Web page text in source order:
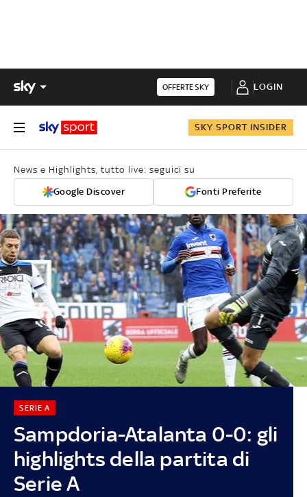
OFFERTE SKY LOGIN
SKY SPORT INSIDER
News e Highlights, tutto live: seguici su
Google Discover Fonti Preferite
Sampdoria-Atalanta 0-0: gli
highlights della partita di
Serie A
SERIE A